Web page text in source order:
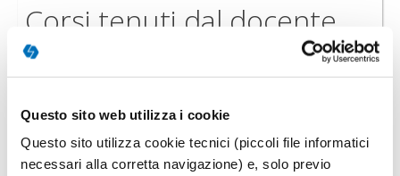
Questo sito web utilizza i cookie
Questo sito utilizza cookie tecnici (piccoli file informatici
necessari alla corretta navigazione) e, solo previo
Corsi tenuti dal docente